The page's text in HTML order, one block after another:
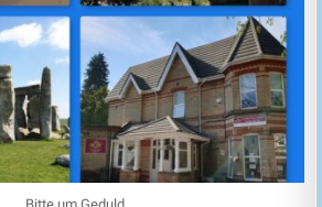
Bitte um Geduld